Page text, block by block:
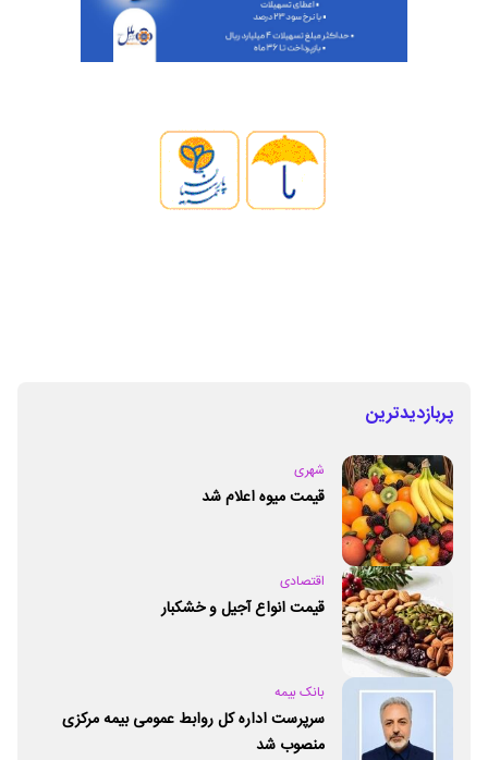
پربازدیدترین
شهری
قیمت میوه اعلام شد
اقتصادی
قیمت انواع آجیل و خشکبار
بانک بیمه
سرپرست اداره کل روابط عمومی بیمه مرکزی
منصوب شد